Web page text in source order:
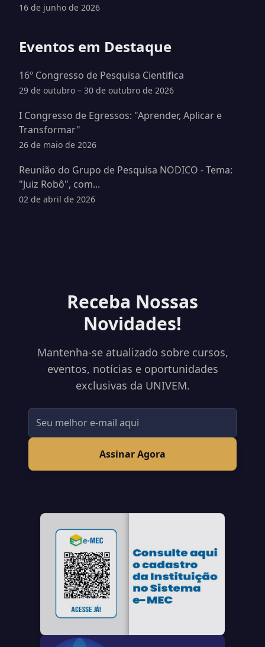
16 de junho de 2026
Eventos em Destaque
16º Congresso de Pesquisa Cientifica
29 de outubro – 30 de outubro de 2026
I Congresso de Egressos: "Aprender, Aplicar e
Transformar"
26 de maio de 2026
Reunião do Grupo de Pesquisa NODICO - Tema:
"Juiz Robô", com...
02 de abril de 2026
Receba Nossas
Novidades!
Mantenha-se atualizado sobre cursos,
eventos, notícias e oportunidades
exclusivas da UNIVEM.
Assinar Agora